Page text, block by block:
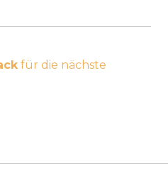
für die nächste